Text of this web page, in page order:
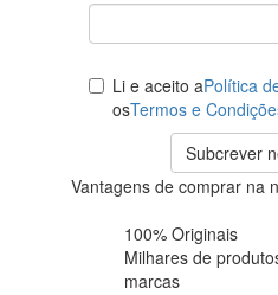
Li e aceito aPolítica
osTermos e
Subcrever
Vantagens de comprar na
100% Originais
Milhares de
marcas